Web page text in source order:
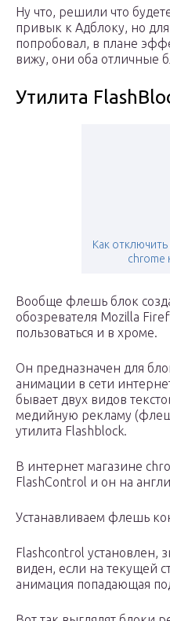
Ну что, решили что
привык к Адблоку, но
попробовал, в плане
вижу, они оба отличные
Утилита
Как
chrome
Вообще флешь блок
обозревателя Mozilla
пользоваться и в хроме.
Он предназначен для
анимации в сети
бывает двух видов
медийную рекламу
утилита Flashblock.
В интернет магазине
FlashControl и он на
Устанавливаем флешь
Flashcontrol установлен,
виден, если на текущей
анимация попадающая